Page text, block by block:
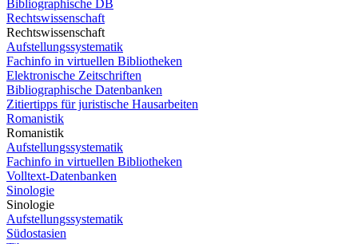
Bibliographische DB
Rechtswissenschaft
Rechtswissenschaft
Aufstellungssystematik
Fachinfo in virtuellen Bibliotheken
Elektronische Zeitschriften
Bibliographische Datenbanken
Zitiertipps für juristische Hausarbeiten
Romanistik
Romanistik
Aufstellungssystematik
Fachinfo in virtuellen Bibliotheken
Volltext-Datenbanken
Sinologie
Sinologie
Aufstellungssystematik
Südostasien